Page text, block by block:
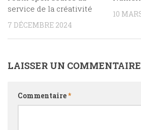
service de la créativité
7 DÉCEMBRE 2024
10
LAISSER UN COMMENTAIRE
Commentaire*